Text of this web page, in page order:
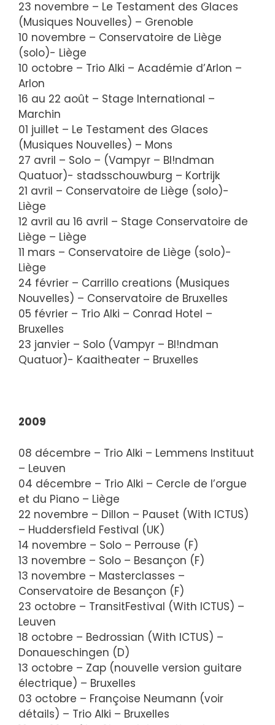
23 novembre – Le Testament des Glaces
(Musiques Nouvelles) – Grenoble
10 novembre – Conservatoire de Liège
(solo)- Liège
10 octobre – Trio Alki – Académie d’Arlon –
Arlon
16 au 22 août – Stage International –
Marchin
01 juillet – Le Testament des Glaces
(Musiques Nouvelles) – Mons
27 avril – Solo – (Vampyr – Bl!ndman
Quatuor)- stadsschouwburg – Kortrijk
21 avril – Conservatoire de Liège (solo)-
Liège
12 avril au 16 avril – Stage Conservatoire de
Liège – Liège
11 mars – Conservatoire de Liège (solo)-
Liège
24 février – Carrillo creations (Musiques
Nouvelles) – Conservatoire de Bruxelles
05 février – Trio Alki – Conrad Hotel –
Bruxelles
23 janvier – Solo (Vampyr – Bl!ndman
Quatuor)- Kaaitheater – Bruxelles
2009
08 décembre – Trio Alki – Lemmens Instituut
– Leuven
04 décembre – Trio Alki – Cercle de l’orgue
et du Piano – Liège
22 novembre – Dillon – Pauset (With ICTUS)
– Huddersfield Festival (UK)
14 novembre – Solo – Perrouse (F)
13 novembre – Solo – Besançon (F)
13 novembre – Masterclasses –
Conservatoire de Besançon (F)
23 octobre – TransitFestival (With ICTUS) –
Leuven
18 octobre – Bedrossian (With ICTUS) –
Donaueschingen (D)
13 octobre – Zap (nouvelle version guitare
électrique) – Bruxelles
03 octobre – Françoise Neumann (voir
détails) – Trio Alki – Bruxelles